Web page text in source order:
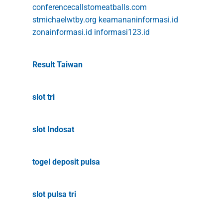
conferencecallstomeatballs.com
stmichaelwtby.org keamananinformasi.id
zonainformasi.id informasi123.id
Result Taiwan
slot tri
slot Indosat
togel deposit pulsa
slot pulsa tri